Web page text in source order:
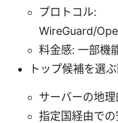
プロトコル:
WireGuard/
料金感: 一部機
トップ候補を選
サーバーの地
指定国経由で